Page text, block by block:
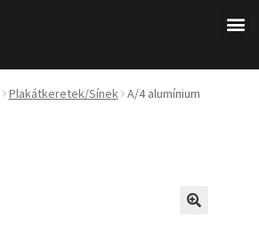
Plakátkeretek/Sínek A/4 alumínium